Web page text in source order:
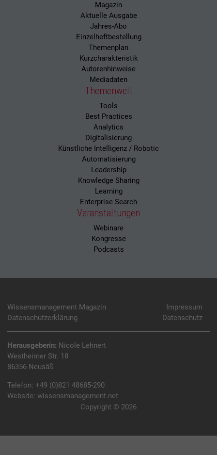
Magazin
Aktuelle Ausgabe
Jahres-Abo
Einzelheftbestellung
Themenplan
Kurzcharakteristik
Autorenhinweise
Mediadaten
Themenwelt
Tools
Best Practices
Analytics
Digitalisierung
Künstliche Intelligenz / Robotic
Automatisierung
Leadership
Knowledge Sharing
Learning
Enterprise Search
Veranstaltungen
Webinare
Kongresse
Podcasts
Wissensmanagement Magazin
Impressum
Datenschutzerklärung
Datenschutz
Herausgeberin: Nicole Lehnert
Westheimer Str. 18
86356 Neusäß
Telefon: +49 (0)821 48685-290
Website: wissensmanagement.net
Copyright © 2026